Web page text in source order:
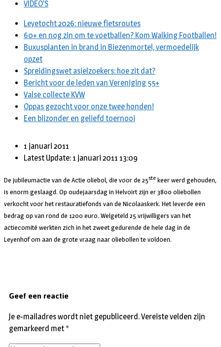
VIDEO’S
Leyetocht 2026: nieuwe fietsroutes
60+ en nog zin om te voetballen? Kom Walking Footballen!
Buxusplanten in brand in Biezenmortel, vermoedelijk
opzet
Spreidingswet asielzoekers: hoe zit dat?
Bericht voor de leden van Vereniging 55+
Valse collecte KVW
Oppas gezocht voor onze twee honden!
Een bijzonder en geliefd toernooi
1 januari 2011
Latest Update: 1 januari 2011 13:09
De jubileumactie van de Actie oliebol, die voor de 25ste keer werd gehouden,
is enorm geslaagd. Op oudejaarsdag in Helvoirt zijn er 3800 oliebollen
verkocht voor het restauratiefonds van de Nicolaaskerk. Het leverde een
bedrag op van rond de 1200 euro. Welgeteld 25 vrijwilligers van het
actiecomité werkten zich in het zweet gedurende de hele dag in de
Leyenhof om aan de grote vraag naar oliebollen te voldoen.
Geef een reactie
Je e-mailadres wordt niet gepubliceerd.Vereiste velden zijn
gemarkeerd met *